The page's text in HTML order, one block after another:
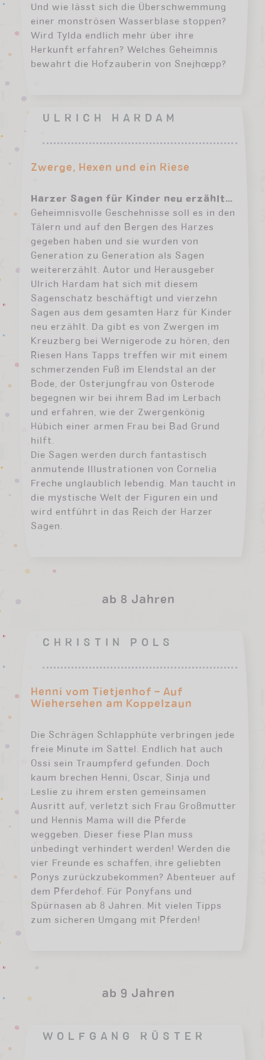
Und wie lässt sich die Überschwemmung
einer monströsen Wasserblase stoppen?
Wird Tylda endlich mehr über ihre
Herkunft erfahren? Welches Geheimnis
bewahrt die Hofzauberin von Snejhœpp?
ULRICH HARDAM
Zwerge, Hexen und ein Riese
Harzer Sagen für Kinder neu erzählt…
Geheimnisvolle Geschehnisse soll es in den
Tälern und auf den Bergen des Harzes
gegeben haben und sie wurden von
Generation zu Generation als Sagen
weitererzählt. Autor und Herausgeber
Ulrich Hardam hat sich mit diesem
Sagenschatz beschäftigt und vierzehn
Sagen aus dem gesamten Harz für Kinder
neu erzählt. Da gibt es von Zwergen im
Kreuzberg bei Wernigerode zu hören, den
Riesen Hans Tapps treffen wir mit einem
schmerzenden Fuß im Elendstal an der
Bode, der Osterjungfrau von Osterode
begegnen wir bei ihrem Bad im Lerbach
und erfahren, wie der Zwergenkönig
Hübich einer armen Frau bei Bad Grund
hilft.
Die Sagen werden durch fantastisch
anmutende Illustrationen von Cornelia
Freche unglaublich lebendig. Man taucht in
die mystische Welt der Figuren ein und
wird entführt in das Reich der Harzer
Sagen.
ab 8 Jahren
CHRISTIN POLS
Henni vom Tietjenhof – Auf
Wiehersehen am Koppelzaun
Die Schrägen Schlapphüte verbringen jede
freie Minute im Sattel. Endlich hat auch
Ossi sein Traumpferd gefunden. Doch
kaum brechen Henni, Oscar, Sinja und
Leslie zu ihrem ersten gemeinsamen
Ausritt auf, verletzt sich Frau Großmutter
und Hennis Mama will die Pferde
weggeben. Dieser fiese Plan muss
unbedingt verhindert werden! Werden die
vier Freunde es schaffen, ihre geliebten
Ponys zurückzubekommen? Abenteuer auf
dem Pferdehof. Für Ponyfans und
Spürnasen ab 8 Jahren. Mit vielen Tipps
zum sicheren Umgang mit Pferden!
ab 9 Jahren
WOLFGANG RÜSTER